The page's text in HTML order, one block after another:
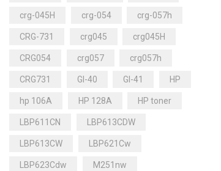
crg-045H crg-054 crg-057h
CRG-731 crg045 crg045H
CRG054 crg057 crg057h
CRG731 GI-40 GI-41 HP
hp 106A HP 128A HP toner
LBP611CN LBP613CDW
LBP613CW LBP621Cw
LBP623Cdw M251nw